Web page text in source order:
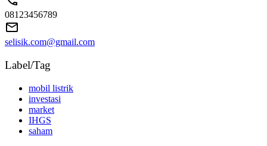
08123456789
selisik.com@gmail.com
Label/Tag
mobil listrik
investasi
market
IHGS
saham